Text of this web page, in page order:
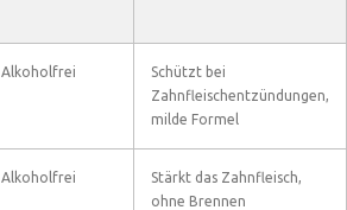
Alkoholfrei
Schützt bei
Zahnfleischentzündungen,
milde Formel
Alkoholfrei
Stärkt das Zahnfleisch,
ohne Brennen